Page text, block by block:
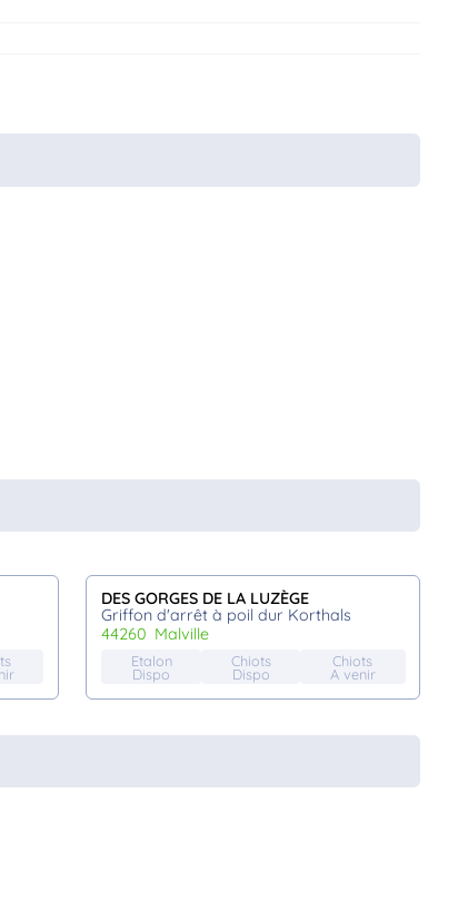
DES GORGES DE LA LUZÈGE
Griffon d'arrêt à poil dur Korthals
44260
malville
Etalon
Dispo
Chiots
Dispo
Chiots
A venir